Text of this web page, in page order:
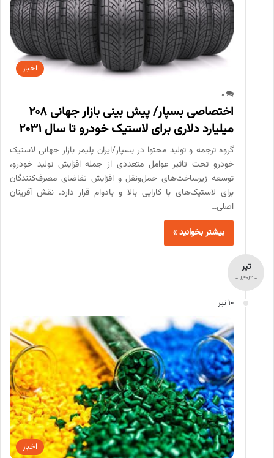
اخبار
0
اختصاصی بسپار/ پیش بینی بازار جهانی 208
میلیارد دلاری برای لاستیک خودرو تا سال 2031
گروه ترجمه و تولید محتوا در بسپار/ایران پلیمر بازار جهانی لاستیک
خودرو تحت تاثیر عوامل متعددی از جمله افزایش تولید خودرو،
توسعه زیرساخت‌های حمل‌ونقل و افزایش تقاضای مصرف‌کنندگان
برای لاستیک‌های با کارایی بالا و بادوام قرار دارد. نقش آفرینان
اصلی…
بیشتر بخوانید »
تیر
- 1403 -
10 تیر
اخبار